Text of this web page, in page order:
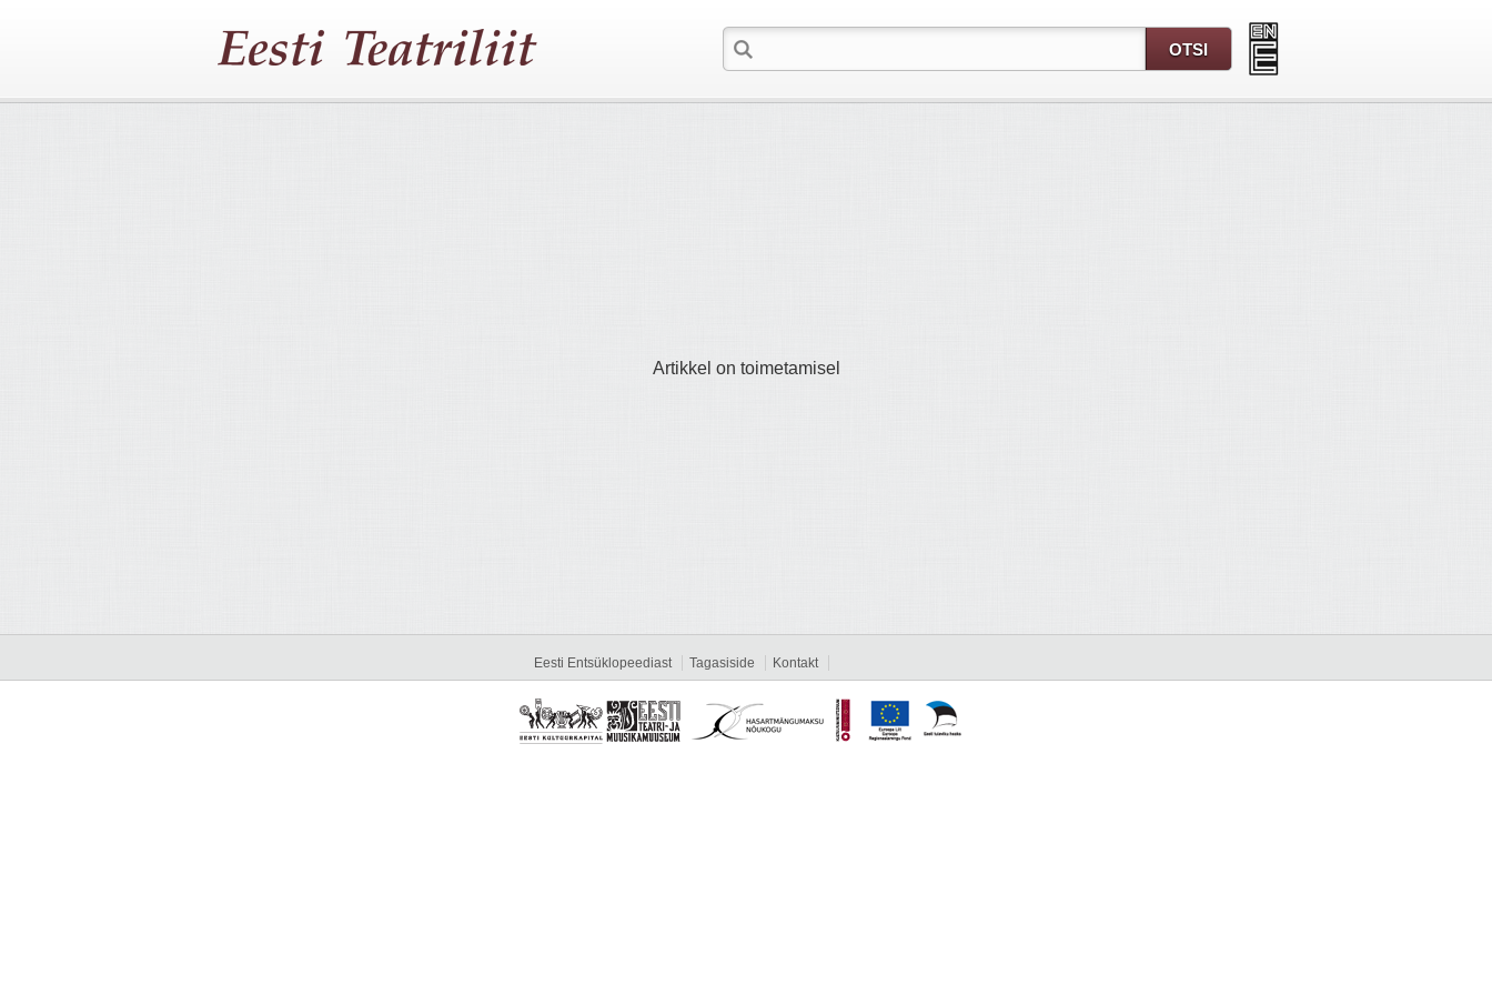
Artikkel on toimetamisel
Eesti Entsüklopeediast Tagasiside Kontakt